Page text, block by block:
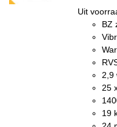
Uit
BZ
2,9
25
19